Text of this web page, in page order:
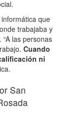
que
trabajaba y
las personas
Cuando
ni
San